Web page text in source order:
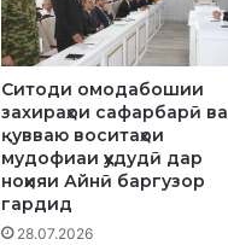
Ситоди омодабошии
захираҳои сафарбарӣ ва
қувваю воситаҳои
мудофиаи ҳудудӣ дар
ноҳияи Айнӣ баргузор
гардид
28.07.2026